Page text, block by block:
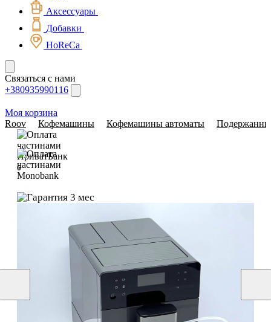
Аксессуары
Добавки
HoReCa
Связаться с нами
+380935990116
Моя корзина
Roov
Кофемашины Кофемашины автоматы
6
3 мес